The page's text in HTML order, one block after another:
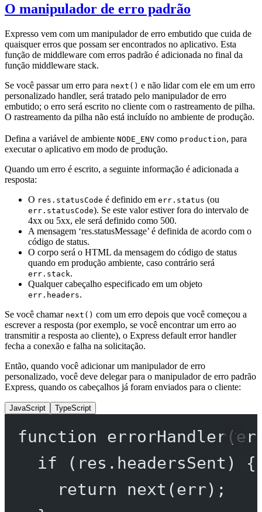
O manipulador de erro padrão
Expresso vem com um manipulador de erro embutido que cuida de
quaisquer erros que possam ser encontrados no aplicativo. Esta
função de middleware com erros padrão é adicionada no final da
função middleware stack.
Se você passar um erro para next() e não lidar com ele em um erro
personalizado handler, será tratado pelo manipulador de erro
embutido; o erro será escrito no cliente com o rastreamento de pilha.
O rastreamento da pilha não está incluído no ambiente de produção.
Defina a variável de ambiente NODE_ENV como production, para
executar o aplicativo em modo de produção.
Quando um erro é escrito, a seguinte informação é adicionada a
resposta:
O res.statusCode é definido em err.status (ou
err.statusCode). Se este valor estiver fora do intervalo de
4xx ou 5xx, ele será definido como 500.
A mensagem ‘res.statusMessage’ é definida de acordo com o
código de status.
O corpo será o HTML da mensagem do código de status
quando em produção ambiente, caso contrário será
err.stack.
Qualquer cabeçalho especificado em um objeto
err.headers.
Se você chamar next() com um erro depois que você começou a
escrever a resposta (por exemplo, se você encontrar um erro ao
transmitir a resposta ao cliente), o Express default error handler
fecha a conexão e falha na solicitação.
Então, quando você adicionar um manipulador de erro
personalizado, você deve delegar para o manipulador de erro padrão
Express, quando os cabeçalhos já foram enviados para o cliente:
JavaScript TypeScript
function errorHandler (
if (res.headersSent) {
return
next (err);